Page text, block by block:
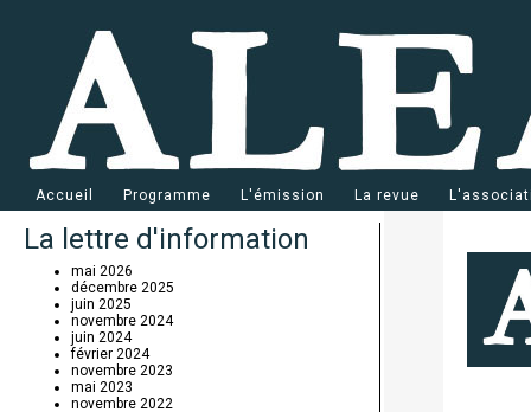
Accueil Programme L'émission La revue
La lettre d'information
mai 2026
décembre 2025
juin 2025
novembre 2024
juin 2024
février 2024
novembre 2023
mai 2023
novembre 2022